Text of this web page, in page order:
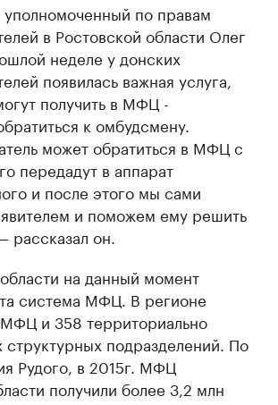
уполномоченный по правам
в Ростовской области Олег
неделе у донских
появилась важная услуга,
получить в МФЦ -
к омбудсмену.
может обратиться в МФЦ с
передадут в аппарат
и после этого мы сами
и поможем ему решить
рассказал он.
на данный момент
система МФЦ. В регионе
и 358 территориально
подразделений. По
Рудого, в 2015г. МФЦ
получили более 3,2 млн